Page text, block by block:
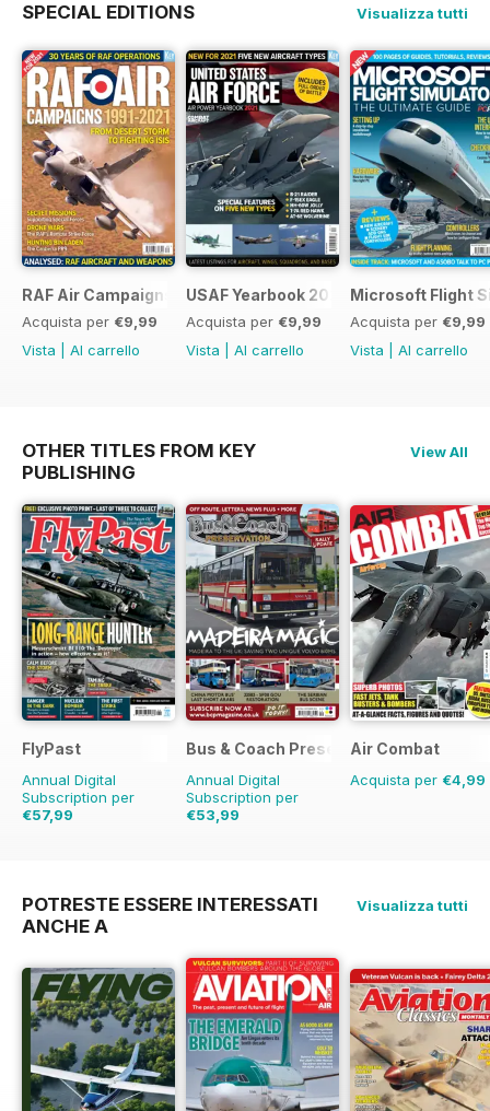
SPECIAL EDITIONS Visualizza tutti
RAF Air Campaigns 1991-2021
Acquista per €9,99
Vista
Al carrello
USAF Yearbook 2021
Acquista per €9,99
Vista
Al carrello
Microsoft Flight
Acquista per €9,99
Vista
Al carrello
OTHER TITLES FROM KEY
PUBLISHING
View All
FlyPast
Annual Digital
Subscription per
€57,99
Bus & Coach Preservation
Annual Digital
Subscription per
€53,99
Air Combat
Acquista per €4,99
POTRESTE ESSERE INTERESSATI
ANCHE A
Visualizza tutti